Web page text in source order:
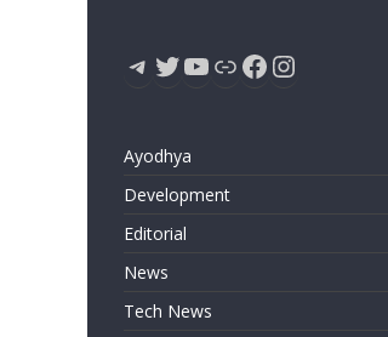
Telegram
Twitter
YouTube
LinkFacebook
Instagram
Ayodhya
Development
Editorial
News
Tech News